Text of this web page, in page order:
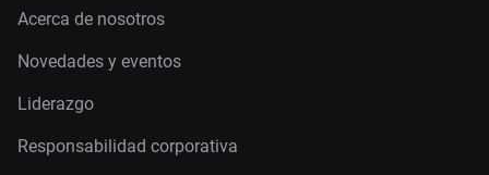
Acerca de nosotros
Novedades y eventos
Liderazgo
Responsabilidad corporativa